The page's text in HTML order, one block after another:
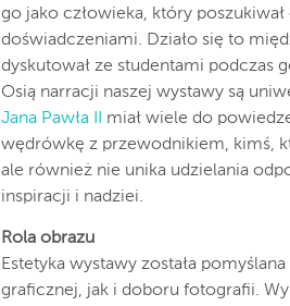
go jako człowieka, który
doświadczeniami. Działo się to
dyskutował ze studentami podczas
Osią narracji naszej wystawy są
Jana Pawła II
miał wiele do
wędrówkę z przewodnikiem, kimś,
ale również nie unika udzielania
inspiracji i nadziei.
Rola obrazu
Estetyka wystawy została
graficznej, jak i doboru fotografii.